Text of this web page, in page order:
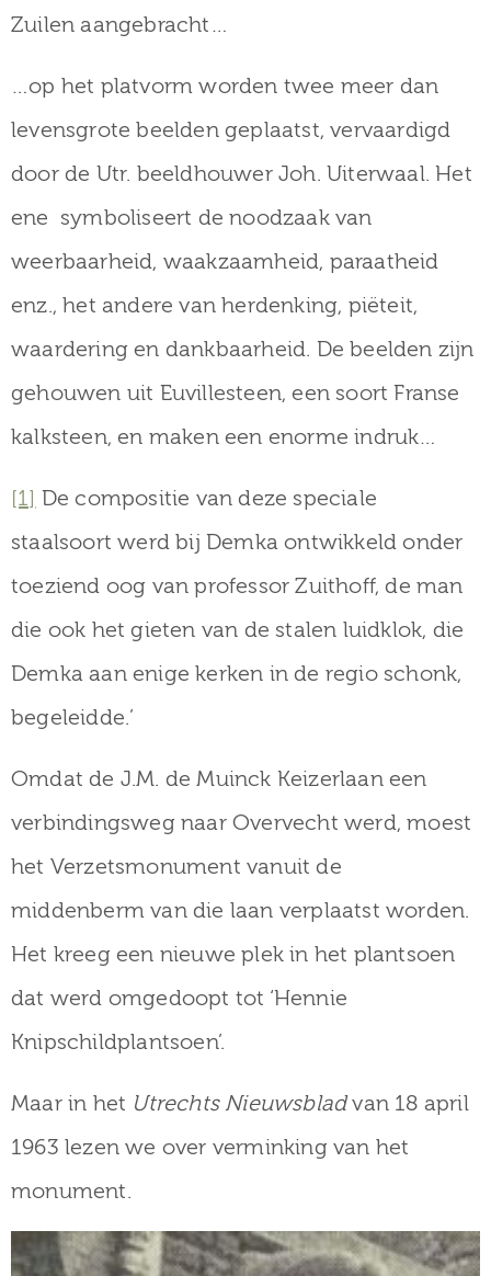
Zuilen aangebracht…
…op het platvorm worden twee meer dan
levensgrote beelden geplaatst, vervaardigd
door de Utr. beeldhouwer Joh. Uiterwaal. Het
ene symboliseert de noodzaak van
weerbaarheid, waakzaamheid, paraatheid
enz., het andere van herdenking, piëteit,
waardering en dankbaarheid. De beelden zijn
gehouwen uit Euvillesteen, een soort Franse
kalksteen, en maken een enorme indruk…
[1] De compositie van deze speciale
staalsoort werd bij Demka ontwikkeld onder
toeziend oog van professor Zuithoff, de man
die ook het gieten van de stalen luidklok, die
Demka aan enige kerken in de regio schonk,
begeleidde.’
Omdat de J.M. de Muinck Keizerlaan een
verbindingsweg naar Overvecht werd, moest
het Verzetsmonument vanuit de
middenberm van die laan verplaatst worden.
Het kreeg een nieuwe plek in het plantsoen
dat werd omgedoopt tot ‘Hennie
Knipschildplantsoen’.
Maar in het Utrechts Nieuwsbladvan 18 april
1963 lezen we over verminking van het
monument.